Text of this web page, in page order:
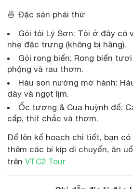
🍜 Đặc sản phải thử
Gỏi tỏi Lý Sơn: Tỏi ở đây có
nhẹ đặc trưng (không bị hăng).
Gỏi rong biển: Rong biển
phộng và rau thơm.
Hàu son nướng mỡ hành:
dày và ngọt lịm.
Ốc tượng & Cua huỳnh đế:
cấp, thịt chắc và thơm.
Để lên kế hoạch chi tiết, bạn
thêm các bí kíp di chuyển, ăn
trên VTC2 Tour